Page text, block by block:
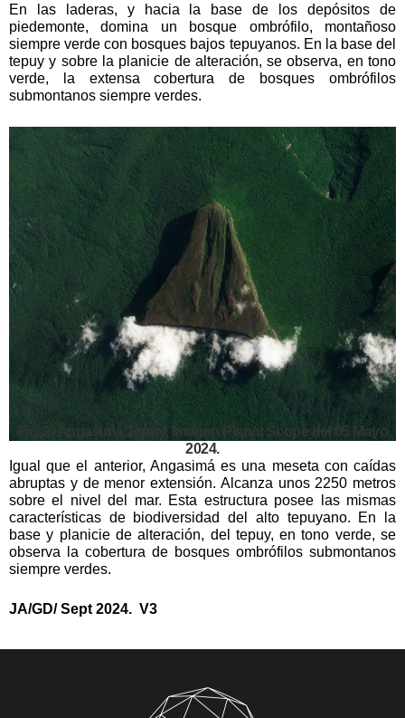
En las laderas, y hacia la base de los depósitos de
piedemonte, domina un bosque ombrófilo, montañoso
siempre verde con bosques bajos tepuyanos. En la base del
tepuy y sobre la planicie de alteración, se observa, en tono
verde, la extensa cobertura de bosques ombrófilos
submontanos siempre verdes.
Fig. 2. Angasimá Tepuy. Imagen Planet Scope del 05 Mayo
2024.
Igual que el anterior, Angasimá es una meseta con caídas
abruptas y de menor extensión. Alcanza unos 2250 metros
sobre el nivel del mar. Esta estructura posee las mismas
características de biodiversidad del alto tepuyano. En la
base y planicie de alteración, del tepuy, en tono verde, se
observa la cobertura de bosques ombrófilos submontanos
siempre verdes.
JA/GD/ Sept 2024. V3